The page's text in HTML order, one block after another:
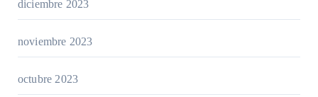
diciembre 2023
noviembre 2023
octubre 2023